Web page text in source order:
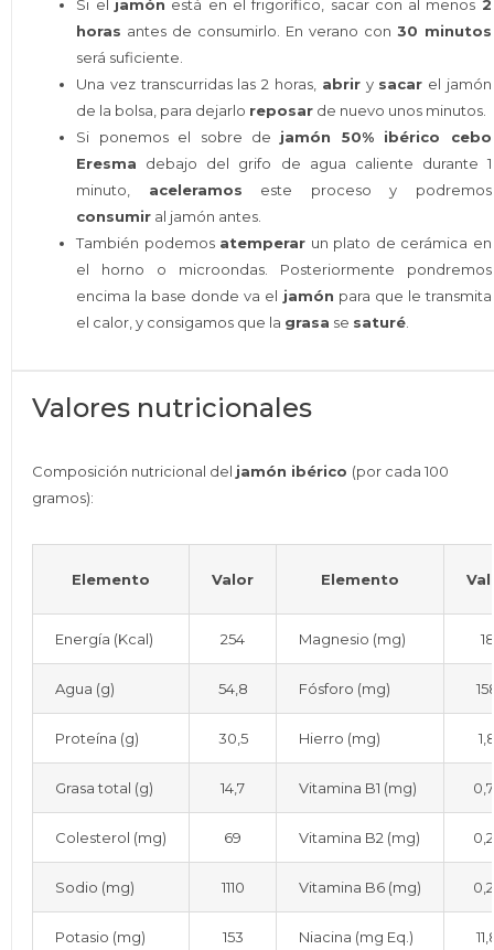
Si el jamón está en el frigorífico, sacar con al menos 2
horas antes de consumirlo. En verano con 30 minutos
será suficiente.
Una vez transcurridas las 2 horas, abriry sacar el jamón
de la bolsa, para dejarlo reposar de nuevo unos minutos.
Si ponemos el sobre de jamón 50% ibérico cebo
Eresma debajo del grifo de agua caliente durante 1
minuto, aceleramos este proceso y podremos
consumir al jamón antes.
También podemos atemperar un plato de cerámica en
el horno o microondas. Posteriormente pondremos
encima la base donde va el jamón para que le transmita
el calor, y consigamos que la grasa se saturé
Valores nutricionales
Composición nutricional del jamón ibérico (por cada 100
gramos):
Elemento Valor Elemento
Energía (Kcal) 254 Magnesio (mg) 18
Agua (g) 54,8 Fósforo (mg)
Proteína (g) 30,5 Hierro (mg)
Grasa total (g) 14,7 Vitamina B1 (mg)
Colesterol (mg) 69 Vitamina B2 (mg)
Sodio (mg) 1110 Vitamina B6 (mg)
Potasio (mg) 153 Niacina (mg Eq.)